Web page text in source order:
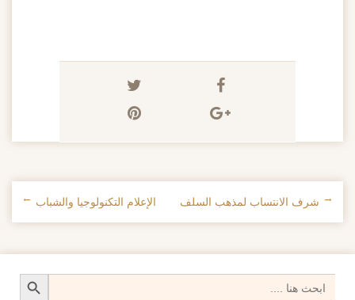
تصفح الإدراجات
← شرف الانتساب لمذهب السلف الإعلام التكنولوجيا والشباب →
for:
Search Button